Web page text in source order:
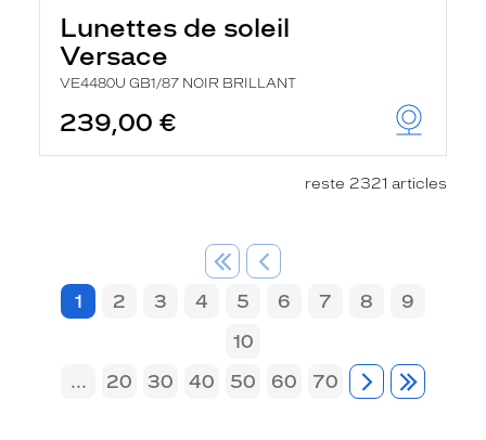
Lunettes de soleil
Versace
VE4480U GB1/87 NOIR BRILLANT
239,00 €
reste 2321 articles
1 2 3 4 5 6 7 8
9
10
...
20 30 40 50 60 70